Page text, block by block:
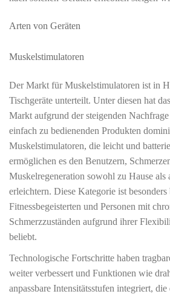
Arten von Geräten
Muskelstimulatoren
Der Markt für Muskelstimulatoren ist in
Tischgeräte unterteilt. Unter diesen hat
Markt aufgrund der steigenden
einfach zu bedienenden Produkten
Muskelstimulatoren, die leicht und
ermöglichen es den Benutzern,
Muskelregeneration sowohl zu Hause als
erleichtern. Diese Kategorie ist besonders
Fitnessbegeisterten und Personen mit
Schmerzzuständen aufgrund ihrer
beliebt.
Technologische Fortschritte haben
weiter verbessert und Funktionen wie
anpassbare Intensitätsstufen integriert,